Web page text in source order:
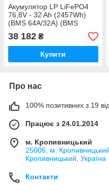
Акумулятор LP LiFePO4
76,8V - 32 Ah (2457Wh)
(BMS 64A/32А) (BMS
64A/32А) пластик LCD
Smart BT
38 182 ₴
Купити
Про нас
100% позитивних з 19
Працює з 24.01.2014
м. Кропивницький
25006, м.
Кропивницький, Україна
Контакти